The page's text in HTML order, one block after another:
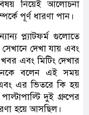
নিয়েই আলোচনা
পূর্ণ ধারণা পান।
প্ল্যাটফর্ম গুলোতে
দেখা যায় এবং
এবং মিটিং দেখার
বলেন এই সময়
এবং এর ভিতরে কি হয়
দুই গ্রুপের
হয়ে আসছিল।